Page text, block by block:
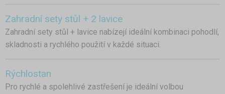
Zahradní sety stůl + 2 lavice
Zahradní sety stůl + lavice nabízejí ideální kombinaci pohodlí,
skladnosti a rychlého použití v každé situaci.
Rýchlostan
Pro rychlé a spolehlivé zastřešení je ideální volbou